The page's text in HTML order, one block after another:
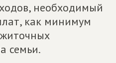
необходимый
как минимум
семьи.